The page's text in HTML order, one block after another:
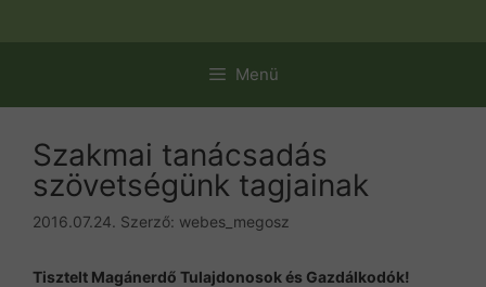
Menü
Szakmai tanácsadás
szövetségünk tagjainak
2016.07.24. Szerző: webes_megosz
Tisztelt Magánerdő Tulajdonosok és Gazdálkodók!